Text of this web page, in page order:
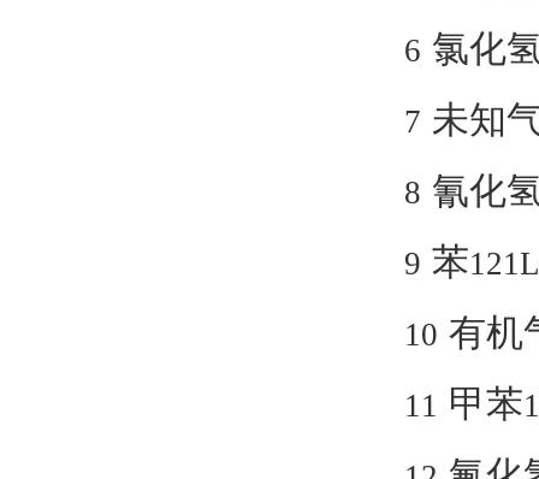
6 氯化
7 未知
8 氰化
9 苯121L
10 有机
11 甲苯